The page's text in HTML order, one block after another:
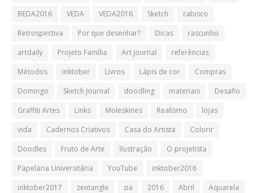
BEDA2016
VEDA VEDA2016 Sketch
rabisco
Retrospectiva
Por que desenhar? Dicas
rascunho
artdaily
Projeto Família Art Journal
referências
Métodos
inktober Livros Lápis de cor
Compras
Domingo
Sketch Journal doodling materiais
Desafio
Graffiti Artes
Links Moleskines Realismo
lojas
vida
Cadernos Criativos Casa do Artista
Colorir
Doodles
Fruto de Arte Ilustração
O projetista
Papelaria Universitária
YouTube
inktober2016
inktober2017
zentangle zia 2016 Abril
Aquarela